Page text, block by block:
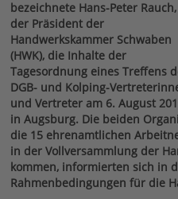
bezeichnete Hans-Peter Rauch,
der Präsident der
Handwerkskammer Schwaben
(HWK), die Inhalte der
Tagesordnung eines Treffens
DGB- und Kolping-
und Vertreter am 6. August
in Augsburg. Die beiden
die 15 ehrenamtlichen
in der Vollversammlung der
kommen, informierten sich in
Rahmenbedingungen für die